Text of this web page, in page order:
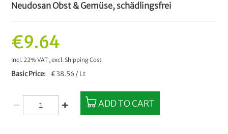
Neudosan Obst & Gemüse, schädlingsfrei
€9.64
Incl. 22% VAT ,excl.Shipping Cost
Basic Price €38.56 / Lt
ADD TO CART